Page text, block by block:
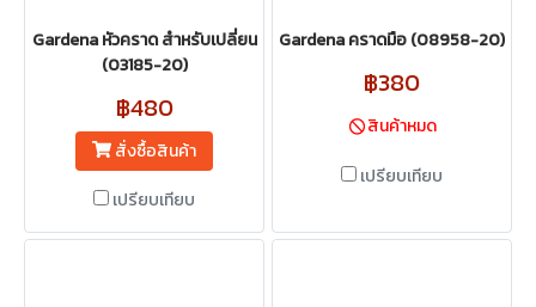
Gardena หัวคราด สำหรับเปลี่ยน
(03185-20)
฿480
สั่งซื้อสินค้า
เปรียบเทียบ
Gardena คราดมือ (08958-20)
฿380
สินค้าหมด
เปรียบเทียบ